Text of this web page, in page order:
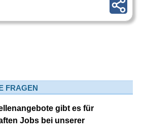
FRAGEN
gibt es für
Jobs bei unserer